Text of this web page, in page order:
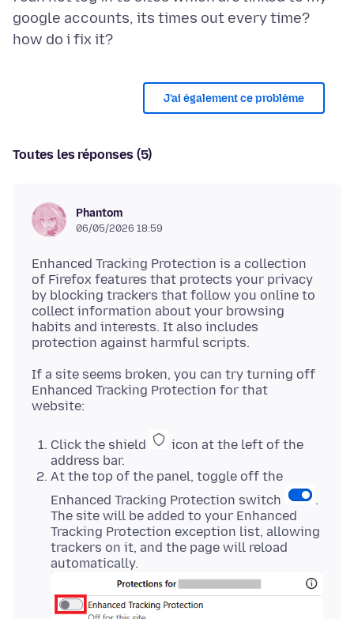
google accounts, its times out every time?
J’ai également ce problème
Toutes les réponses (5)
Phantom
06/05/2026 18:59
Enhanced Tracking Protection is a collection
of Firefox features that protects your privacy
by blocking trackers that follow you online to
collect information about your browsing
habits and interests. It also includes
If a site seems broken, you can try turning off
Enhanced Tracking Protection for that
Click the shield
icon at the left of the
address bar.
At the top of the panel, toggle off the
Enhanced Tracking Protection switch
.
The site will be added to your Enhanced
Tracking Protection exception list, allowing
trackers on it, and the page will reload
automatically.